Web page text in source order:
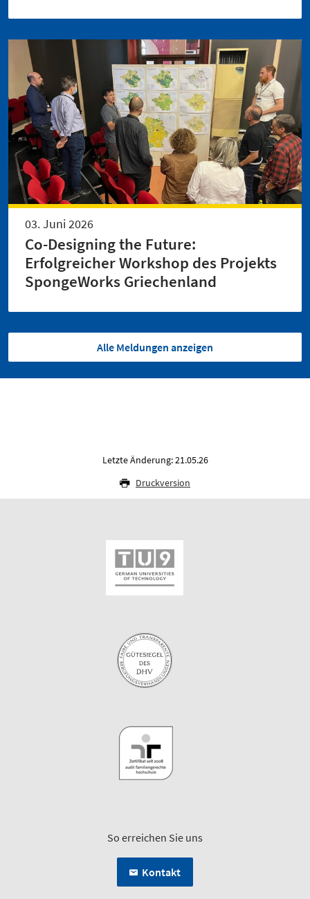
03. Juni 2026
Co-Designing the Future:
Erfolgreicher Workshop des Projekts
SpongeWorks Griechenland
Alle Meldungen anzeigen
Letzte Änderung: 21.05.26
Druckversion
So erreichen Sie uns
Kontakt